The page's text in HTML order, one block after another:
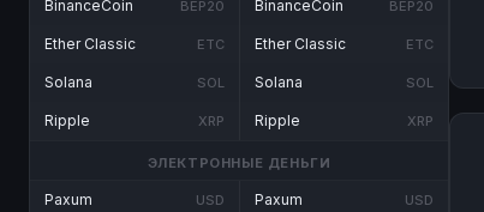
BinanceCoin BEP20
Ether Classic ETC
Solana SOL
Ripple XRP
BinanceCoin BEP20
Ether Classic ETC
Solana SOL
Ripple XRP
ЭЛЕКТРОННЫЕ ДЕНЬГИ
Paxum USD Paxum USD